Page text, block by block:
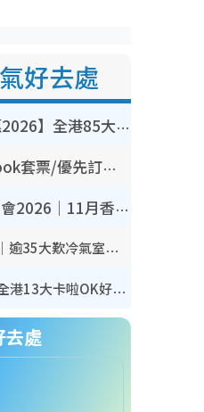
好去處
【8月生日優惠2026】全港85大食買玩著數攻略 自助餐/火鍋放題同行免費＋誠品/DONKI送現金券
人夫集團｜Klook套票/優先訂票/公開發售搶飛攻略！附票價.購票連結.場地座位表
BIGBANG演唱會2026｜11月香港啟德開3場！實名制VIP申請、優先購票攻略
香港室內好去處｜逾35大歎冷氣室內好去處推介 室內活動免費避雨無懼落雨
唱K推介2026︱全港13大卡啦OK好去處！最平$36起 日文K都有！(附地址+收費詳情)
去處